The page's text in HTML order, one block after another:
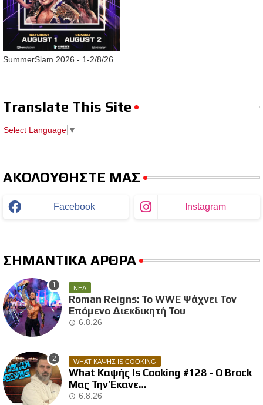
SummerSlam 2026 - 1-2/8/26
Translate This Site
Select Language ▼
ΑΚΟΛΟΥΘΗΣΤΕ ΜΑΣ
Facebook Instagram
ΣΗΜΑΝΤΙΚΑ ΑΡΘΡΑ
ΝΕΑ
Roman Reigns: Το WWE Ψάχνει Τον
Επόμενο Διεκδικητή Του
6.8.26
WHAT ΚΑΨΗΣ IS COOKING
What Καψής Is Cooking #128 - Ο Brock
Μας Την Έκανε…
6.8.26